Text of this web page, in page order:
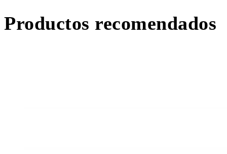
Productos recomendados